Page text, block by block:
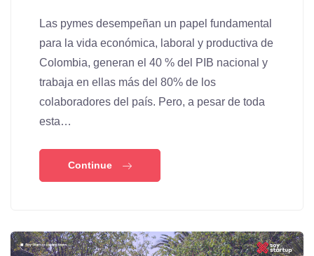
Las pymes desempeñan un papel fundamental
para la vida económica, laboral y productiva de
Colombia, generan el 40 % del PIB nacional y
trabaja en ellas más del 80% de los
colaboradores del país. Pero, a pesar de toda
esta…
Continue